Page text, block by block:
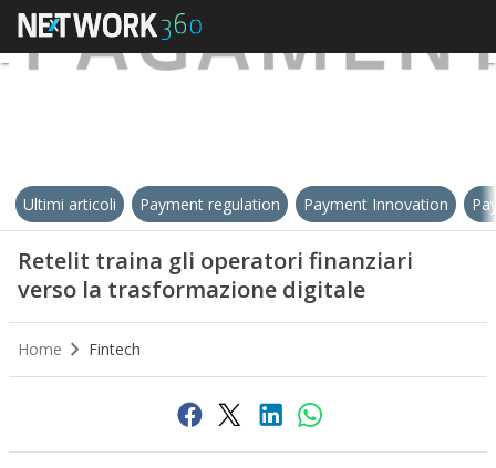
Ultimi articoli Payment regulation Payment Innovation
Retelit traina gli operatori finanziari
verso la trasformazione digitale
Home Fintech